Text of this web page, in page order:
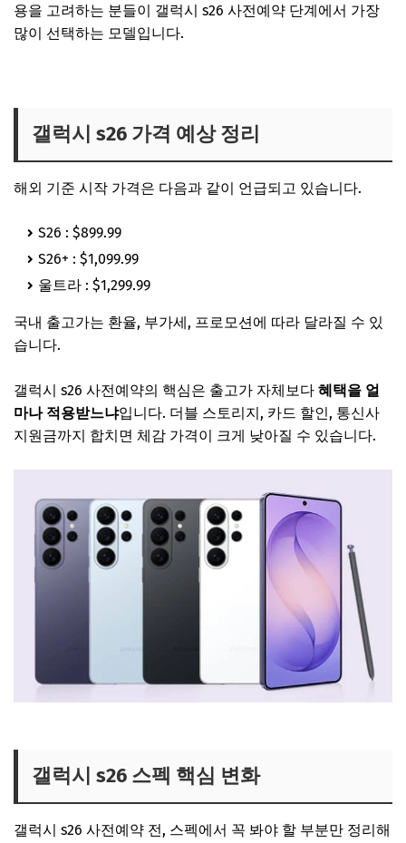
용을 고려하는 분들이 갤럭시 s26 사전예약 단계에서 가장
많이 선택하는 모델입니다.
갤럭시 s26 가격 예상 정리
해외 기준 시작 가격은 다음과 같이 언급되고 있습니다.
S26 : $899.99
S26+ : $1,099.99
울트라 : $1,299.99
국내 출고가는 환율, 부가세, 프로모션에 따라 달라질 수 있
습니다.
갤럭시 s26 사전예약의 핵심은 출고가 자체보다 혜택을 얼
마나 적용받느냐입니다. 더블 스토리지, 카드 할인, 통신사
지원금까지 합치면 체감 가격이 크게 낮아질 수 있습니다.
갤럭시 s26 스펙 핵심 변화
갤럭시 s26 사전예약 전, 스펙에서 꼭 봐야 할 부분만 정리해